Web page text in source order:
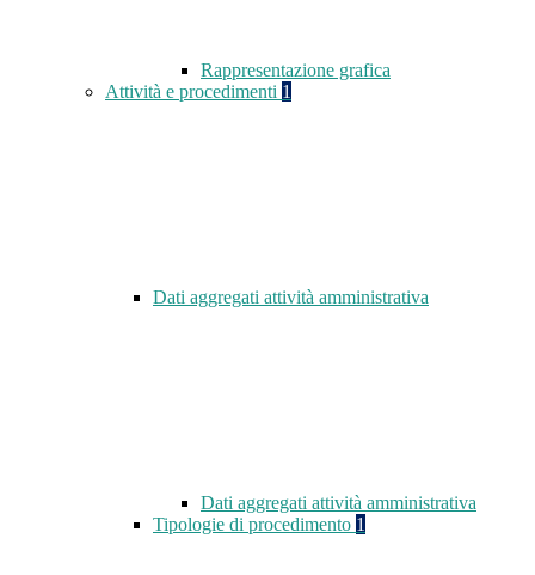
Rappresentazione grafica
Attività e procedimenti 1
Dati aggregati attività amministrativa
Dati aggregati attività amministrativa
Tipologie di procedimento 1